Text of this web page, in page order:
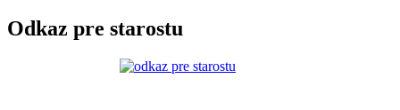
Odkaz pre starostu